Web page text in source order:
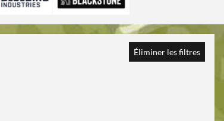
Éliminer les filtres